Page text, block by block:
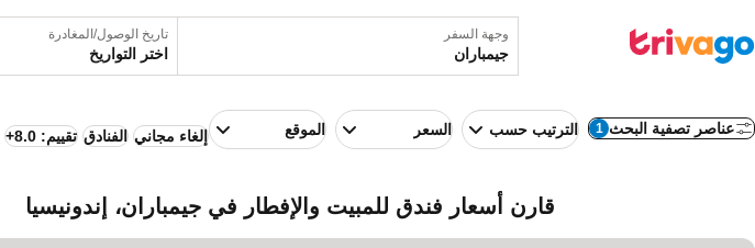
وجهة السفر تاريخ الوصول/المغادرة
اختر التواريخ
عناصر تصفية البحث 1 الترتيب حسب السعر الموقع إلغاء مجاني الفنادق تقييم: 8.0+
قارن أسعار فندق للمبيت والإفطار في جيمباران، إندونيسيا